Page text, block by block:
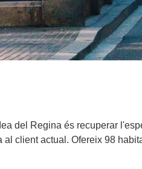
del Regina és recuperar
al client actual. Ofereix 98